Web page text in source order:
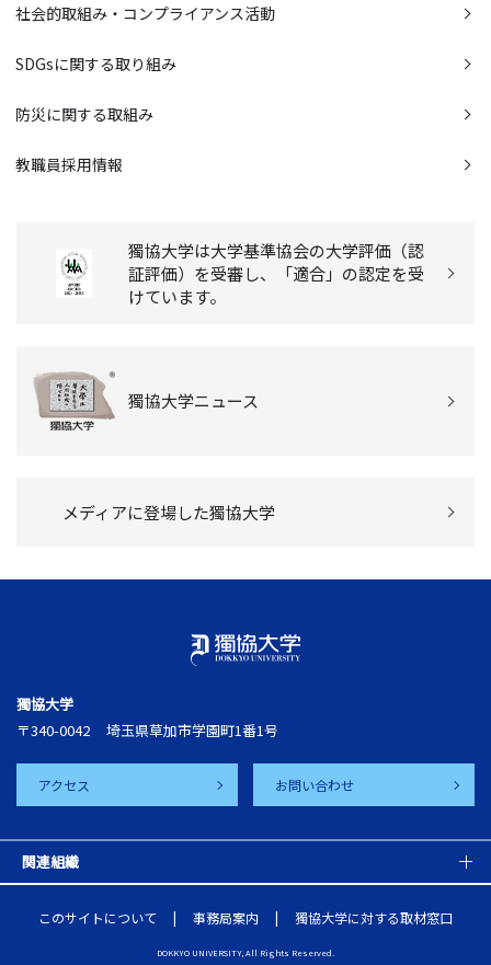
社会的取組み・コンプライアンス活動
SDGsに関する取り組み
防災に関する取組み
教職員採用情報
獨協大学は大学基準協会の大学評価（認
証評価）を受審し、「適合」の認定を受
けています。
獨協大学ニュース
メディアに登場した獨協大学
獨協大学
〒340-0042
埼玉県草加市学園町1番1号
アクセス お問い合わせ
関連組織
このサイトについて 事務局案内 獨協大学に対する取材窓口
DOKKYO UNIVERSITY, All Rights Reserved.